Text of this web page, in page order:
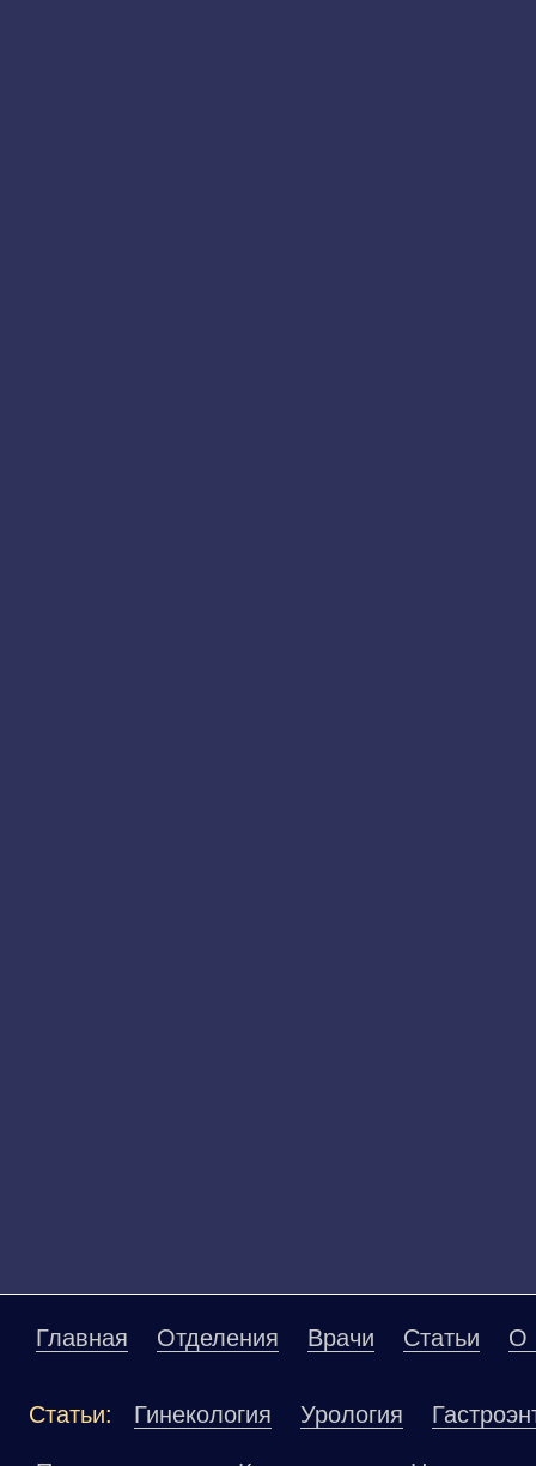
Главная Отделения Врачи Статьи О
Статьи: Гинекология Урология